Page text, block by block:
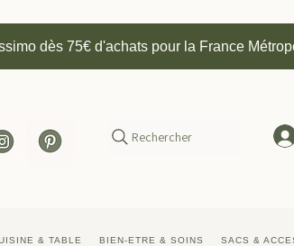
dès 75€ d'achats pour la France
Rechercher
& TABLE BIEN-ETRE & SOINS SACS &